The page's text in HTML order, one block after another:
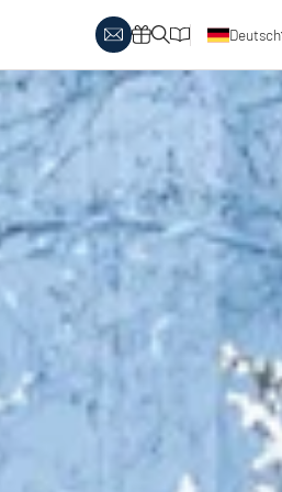
Italien
Biathlon
& Wellness
& Familie
in Österreich
in Italien
Skitouren
Österreich
Italien
Skitouren auf Pisten
Urlaubsgutscheine
Katalog
Events
Deutsch